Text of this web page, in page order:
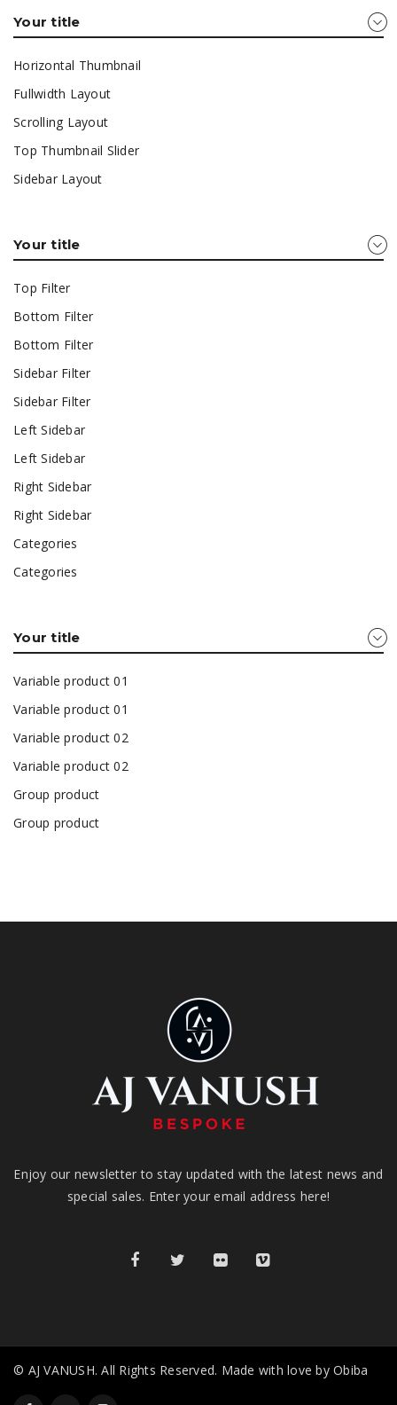
Your title
Horizontal Thumbnail
Fullwidth Layout
Scrolling Layout
Top Thumbnail Slider
Sidebar Layout
Your title
Top Filter
Bottom Filter
Bottom Filter
Sidebar Filter
Sidebar Filter
Left Sidebar
Left Sidebar
Right Sidebar
Right Sidebar
Categories
Categories
Your title
Variable product 01
Variable product 01
Variable product 02
Variable product 02
Group product
Group product
Enjoy our newsletter to stay updated with the latest news and
special sales. Enter your email address here!
© AJ VANUSH. All Rights Reserved. Made with love by Obiba